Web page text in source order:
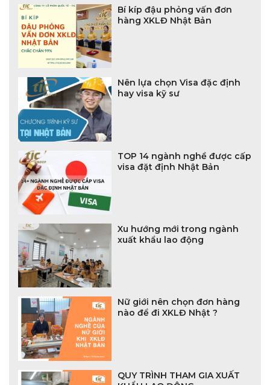
Bí kíp đậu phỏng vấn đơn
hàng XKLĐ Nhật Bản
Nên lựa chọn Visa đặc định
hay visa kỹ sư
TOP 14 ngành nghề được cấp
visa đặt định Nhật Bản
Xu hướng mới trong ngành
xuất khẩu lao động
Nữ giới nên chọn đơn hàng
nào để đi XKLĐ Nhật ?
QUY TRÌNH THAM GIA XUẤT